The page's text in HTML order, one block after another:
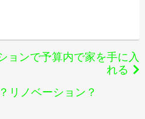
ョンで予算内で家を手に入
れる
リノベーション？